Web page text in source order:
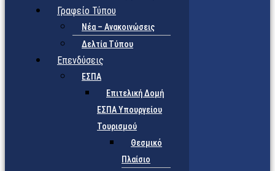
Γραφείο Τύπου
Νέα – Ανακοινώσεις
Δελτία Τύπου
Επενδύσεις
ΕΣΠΑ
Επιτελική Δομή
ΕΣΠΑ Υπουργείου
Τουρισμού
Θεσμικό
Πλαίσιο